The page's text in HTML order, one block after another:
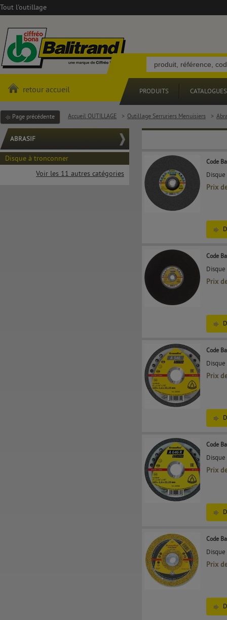
Tout l'outillage
retour accueil PRODUITS CATALOGUES
Page précédente Accueil OUTILLAGE > Outillage Serruriers Menuisiers >
ABRASIF
Disque à tronconner
Voir les 11 autres catégories
Code
Prix
Code
Prix
Code
Prix
Code
Prix
Code
Prix